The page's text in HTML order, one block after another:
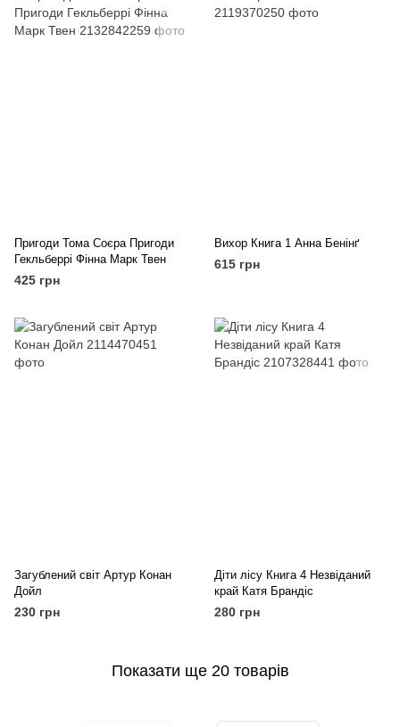
Пригоди Тома Соєра Пригоди
Гекльберрі Фінна Марк Твен
425 грн
Вихор Книга 1 Анна Бенінґ
615 грн
Загублений світ Артур Конан
Дойл
230 грн
Діти лісу Книга 4 Незвіданий
край Катя Брандіс
280 грн
Показати ще 20 товарів